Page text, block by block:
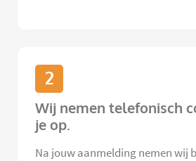
2
Wij nemen telefonisch
je op.
Na jouw aanmelding nemen wij